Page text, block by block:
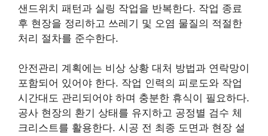
샌드위치 패턴과 실링 작업을 반복한다. 작업 종료
후 현장을 정리하고 쓰레기 및 오염 물질의 적절한
처리 절차를 준수한다.
안전관리 계획에는 비상 상황 대처 방법과 연락망이
포함되어 있어야 한다. 작업 인력의 피로도와 작업
시간대도 관리되어야 하며 충분한 휴식이 필요하다.
공사 현장의 환기 상태를 유지하고 공정별 검수 체
크리스트를 활용한다. 시공 전 최종 도면과 현장 설